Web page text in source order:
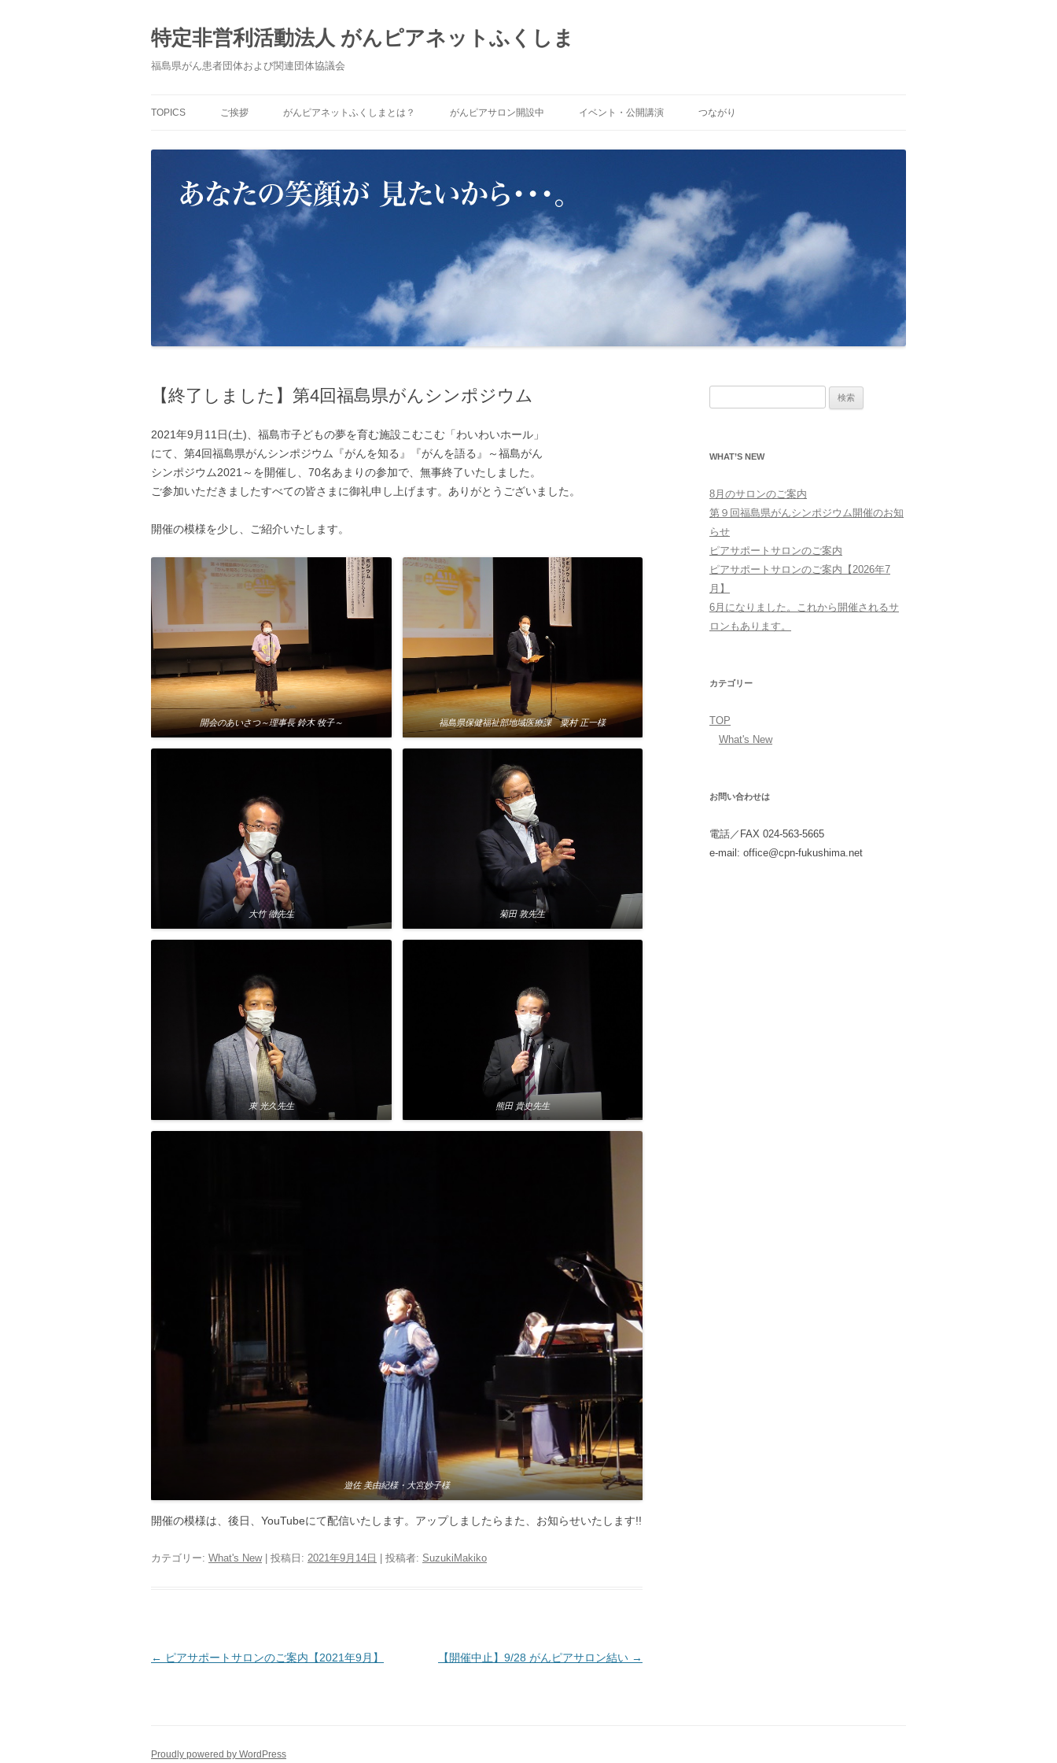
テ
ン
ツ
へ
ス
特定非営利活動法人 がんピアネットふくしま
福島県がん患者団体および関連団体協議会
TOPICS ご挨拶 がんピアネットふくしまとは？ がんピアサロン開設中 イベント・公開講演 つながり
がんの子どもを守る会 福島支部
独立行政法人 労働者健康福祉機
構 福島労災病院
【終了しました】第4回福島県がんシンポジウム
2021年9月11日(土)、福島市子どもの夢を育む施設こむこむ「わいわいホール」
にて、第4回福島県がんシンポジウム『がんを知る』『がんを語る』～福島がん
シンポジウム2021～を開催し、70名あまりの参加で、無事終了いたしました。
ご参加いただきましたすべての皆さまに御礼申し上げます。ありがとうございました。
開催の模様を少し、ご紹介いたします。
開会のあいさつ～理事長 鈴木 牧子～ 福島県保健福祉部地域医療課 粟村 正一様
大竹 徹先生 菊田 敦先生
東 光久先生 熊田 貴史先生
遊佐 美由紀様・大宮妙子様
開催の模様は、後日、YouTubeにて配信いたします。アップしましたらまた、お知らせいたします!!
カテゴリー: What's New| 投稿日: 2021年9月14日 投稿者: SuzukiMakiko
投
← ピアサポートサロンのご案内【2021年9月】 【開催中止】9/28 がんピアサロン結い →
WHAT’S NEW
8月のサロンのご案内
第９回福島県がんシンポジウム開催のお知
らせ
ピアサポートサロンのご案内
ピアサポートサロンのご案内【2026年7
月】
6月になりました。これから開催されるサ
ロンもあります。
カテゴリー
TOP
What's New
お問い合わせは
電話／FAX 024-563-5665
e-mail: office@cpn-fukushima.net
Proudly powered by WordPress